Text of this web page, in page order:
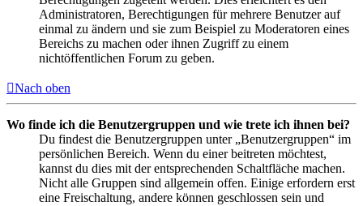
Administratoren, Berechtigungen für mehrere Benutzer auf
einmal zu ändern und sie zum Beispiel zu Moderatoren eines
Bereichs zu machen oder ihnen Zugriff zu einem
nichtöffentlichen Forum zu geben.
Nach oben
Wo finde ich die Benutzergruppen und wie trete ich ihnen bei?
Du findest die Benutzergruppen unter „Benutzergruppen“ im
persönlichen Bereich. Wenn du einer beitreten möchtest,
kannst du dies mit der entsprechenden Schaltfläche machen.
Nicht alle Gruppen sind allgemein offen. Einige erfordern erst
eine Freischaltung, andere können geschlossen sein und